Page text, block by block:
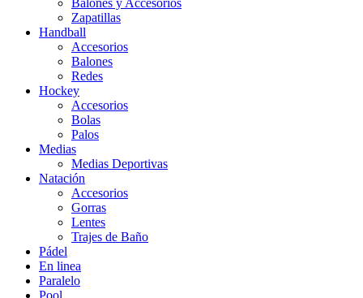
Zapatillas
Handball
Accesorios
Balones
Redes
Hockey
Accesorios
Bolas
Palos
Medias
Medias Deportivas
Natación
Accesorios
Gorras
Lentes
Trajes de Baño
Pádel
En linea
Paralelo
Pool